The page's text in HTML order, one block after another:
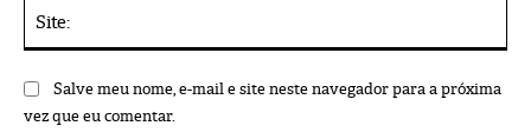
Salve meu nome, e-mail e site neste navegador para a próxima
vez que eu comentar.